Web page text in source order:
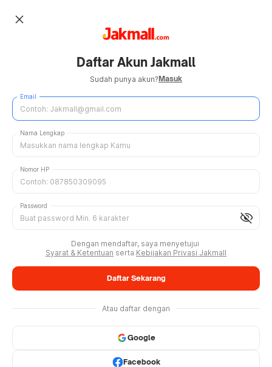
close
Daftar Akun Jakmall
Sudah punya akun?Masuk
Email
Nama Lengkap
Nomor HP
visibility_off
Password
Dengan mendaftar, saya menyetujui
Syarat & Ketentuan serta Kebijakan Privasi Jakmall
Daftar Sekarang
Atau daftar dengan
Google
Facebook